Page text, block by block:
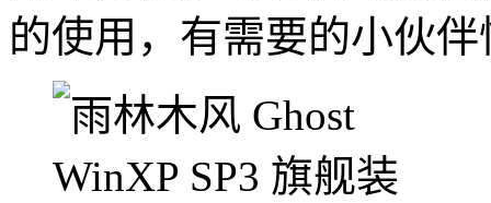
的使用，有需要的小伙